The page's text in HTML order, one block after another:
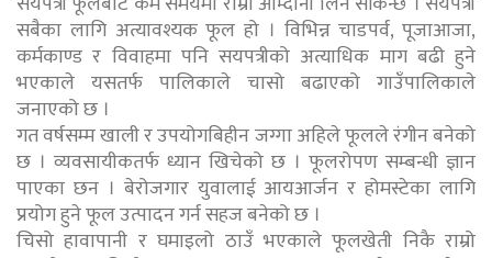
सबैका लागि अत्यावश्यक फूल हो । विभिन्न चाडपर्व, पूजाआजा,
कर्मकाण्ड र विवाहमा पनि सयपत्रीको अत्याधिक माग बढी हुने
भएकाले यसतर्फ पालिकाले चासो बढाएको गाउँपालिकाले
जनाएको छ ।
गत वर्षसम्म खाली र उपयोगबिहीन जग्गा अहिले फूलले रंगीन बनेको
छ । व्यवसायीकतर्फ ध्यान खिचेको छ । फूलरोपण सम्बन्धी ज्ञान
पाएका छन । बेरोजगार युवालाई आयआर्जन र होमस्टेका लागि
प्रयोग हुने फूल उत्पादन गर्न सहज बनेको छ ।
चिसो हावापानी र घमाइलो ठाउँ भएकाले फूलखेती निकै राम्रो